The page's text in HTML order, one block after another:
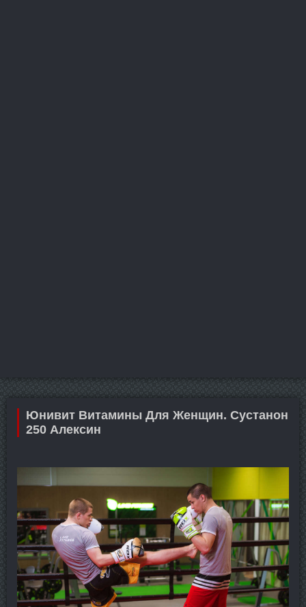
Юнивит Витамины Для Женщин. Сустанон
250 Алексин